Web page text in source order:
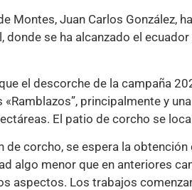
Montes, Juan Carlos González,
se ha alcanzado el
el descorche de la campaña
principalmente y
El patio de corcho se
de corcho, se espera la
algo menor que en anteriores
aspectos. Los trabajos